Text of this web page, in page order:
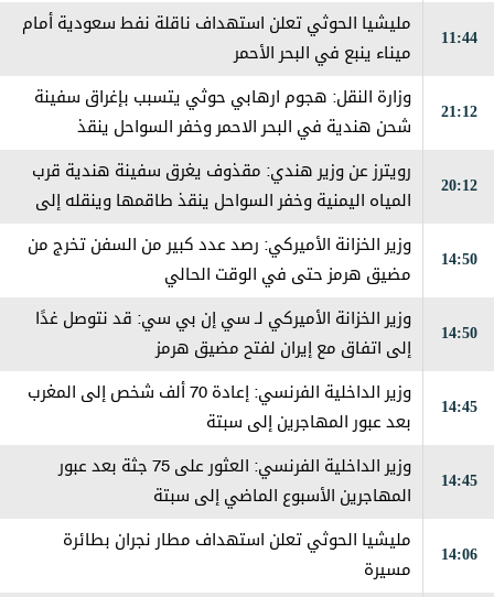
11:44
مليشيا الحوثي تعلن استهداف ناقلة نفط سعودية أمام
ميناء ينبع في البحر الأحمر
21:12
وزارة النقل: هجوم ارهابي حوثي يتسبب بإغراق سفينة
شحن هندية في البحر الاحمر وخفر السواحل ينقذ
20:12
رويترز عن وزير هندي: مقذوف يغرق سفينة هندية قرب
المياه اليمنية وخفر السواحل ينقذ طاقمها وينقله إلى
14:50
وزير الخزانة الأميركي: رصد عدد كبير من السفن تخرج من
مضيق هرمز حتى في الوقت الحالي
14:50
وزير الخزانة الأميركي لـ سي إن بي سي: قد نتوصل غدًا
إلى اتفاق مع إيران لفتح مضيق هرمز
14:45
وزير الداخلية الفرنسي: إعادة 70 ألف شخص إلى المغرب
بعد عبور المهاجرين إلى سبتة
14:45
وزير الداخلية الفرنسي: العثور على 75 جثة بعد عبور
المهاجرين الأسبوع الماضي إلى سبتة
14:06
مليشيا الحوثي تعلن استهداف مطار نجران بطائرة
مسيرة